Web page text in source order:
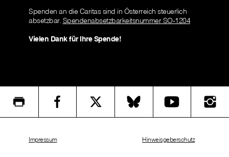
Spenden an die Caritas sind in Österreich steuerlich
absetzbar. Spendenabsetzbarkeitsnummer SO-1204
Vielen Dank für Ihre Spende!
Impressum Hinweisgeberschutz